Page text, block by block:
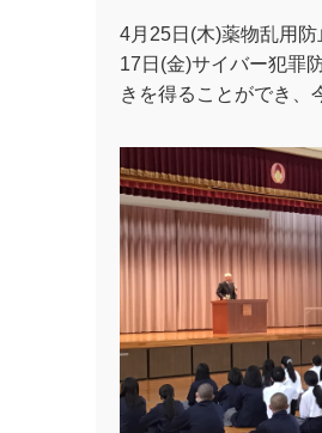
4月25日(木)薬物乱用
17日(金)サイバー犯罪
きを得ることができ、